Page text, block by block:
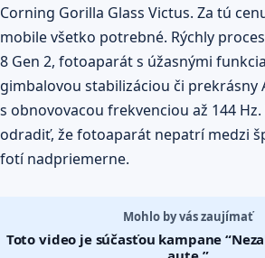
Corning Gorilla Glass Victus. Za tú
mobile všetko potrebné. Rýchly
8 Gen 2, fotoaparát s úžasnými
gimbalovou stabilizáciou či prekrásny
s obnovovacou frekvenciou až 144
odradiť, že fotoaparát nepatrí medzi
fotí nadpriemerne.
Mohlo by vás zaujímať
Toto video je súčasťou kampane